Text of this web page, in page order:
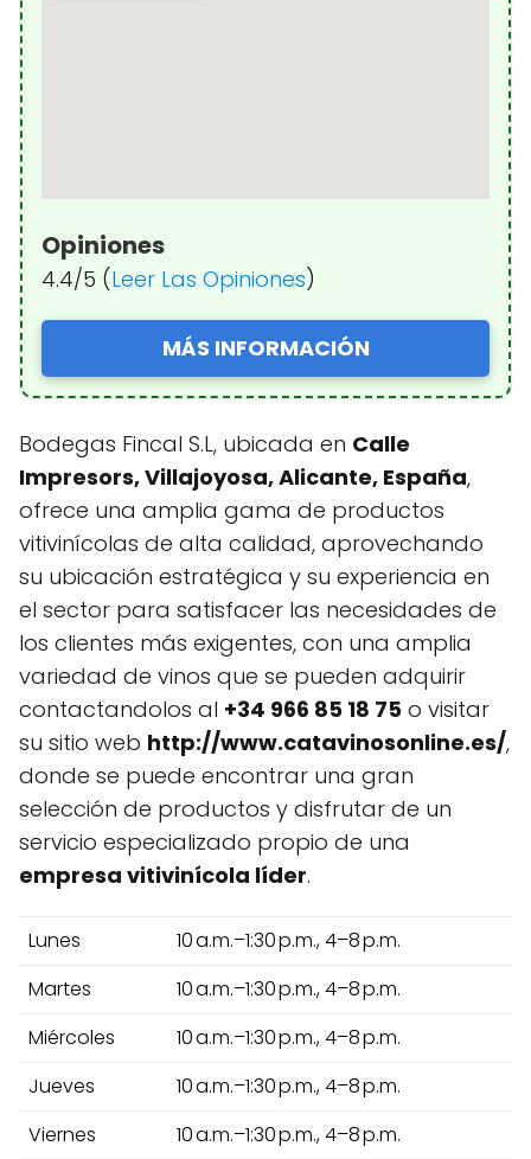
Opiniones
4.4/5 (Leer Las Opiniones)
MÁS INFORMACIÓN
Bodegas Fincal S.L, ubicada en Calle
Impresors, Villajoyosa, Alicante, España,
ofrece una amplia gama de productos
vitivinícolas de alta calidad, aprovechando
su ubicación estratégica y su experiencia en
el sector para satisfacer las necesidades de
los clientes más exigentes, con una amplia
variedad de vinos que se pueden adquirir
contactandolos al +34 966 85 18 75 o visitar
su sitio web http://www.catavinosonline.es/,
donde se puede encontrar una gran
selección de productos y disfrutar de un
servicio especializado propio de una
empresa vitivinícola líder.
Lunes
10 a.m.–1:30 p.m., 4–8 p.m.
Martes
10 a.m.–1:30 p.m., 4–8 p.m.
Miércoles
10 a.m.–1:30 p.m., 4–8 p.m.
Jueves
10 a.m.–1:30 p.m., 4–8 p.m.
Viernes
10 a.m.–1:30 p.m., 4–8 p.m.